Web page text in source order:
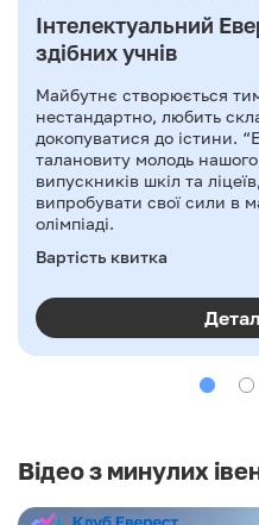
Інтелектуальний
здібних учнів
Майбутнє створюється
нестандартно, любить
докопуватися до істини.
талановиту молодь
випускників шкіл та
випробувати свої сили в
олімпіаді.
Вартість квитка
Відео з минулих